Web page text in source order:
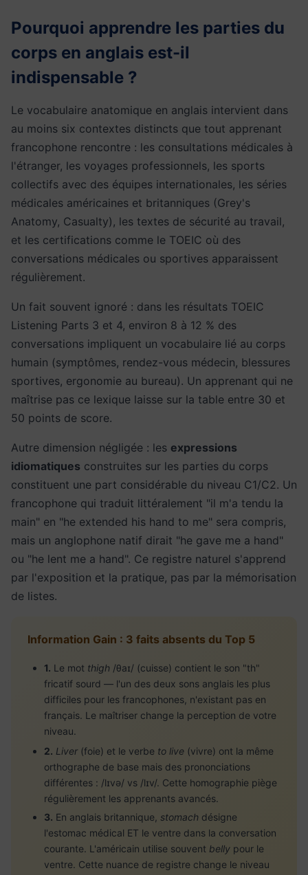
Pourquoi apprendre les parties du
corps en anglais est-il
indispensable ?
Le vocabulaire anatomique en anglais intervient dans
au moins six contextes distincts que tout apprenant
francophone rencontre : les consultations médicales à
l'étranger, les voyages professionnels, les sports
collectifs avec des équipes internationales, les séries
médicales américaines et britanniques (Grey's
Anatomy, Casualty), les textes de sécurité au travail,
et les certifications comme le TOEIC où des
conversations médicales ou sportives apparaissent
régulièrement.
Un fait souvent ignoré : dans les résultats TOEIC
Listening Parts 3 et 4, environ 8 à 12 % des
conversations impliquent un vocabulaire lié au corps
humain (symptômes, rendez-vous médecin, blessures
sportives, ergonomie au bureau). Un apprenant qui ne
maîtrise pas ce lexique laisse sur la table entre 30 et
50 points de score.
Autre dimension négligée : les expressions
idiomatiques construites sur les parties du corps
constituent une part considérable du niveau C1/C2. Un
francophone qui traduit littéralement "il m'a tendu la
main" en "he extended his hand to me" sera compris,
mais un anglophone natif dirait "he gave me a hand"
ou "he lent me a hand". Ce registre naturel s'apprend
par l'exposition et la pratique, pas par la mémorisation
de listes.
Information Gain : 3 faits absents du Top 5
1. Le mot thigh /θaɪ/ (cuisse) contient le son "th"
fricatif sourd — l'un des deux sons anglais les plus
difficiles pour les francophones, n'existant pas en
français. Le maîtriser change la perception de votre
niveau.
2. Liver (foie) et le verbe to live (vivre) ont la même
orthographe de base mais des prononciations
différentes : /lɪvə/ vs /lɪv/. Cette homographie piège
régulièrement les apprenants avancés.
3. En anglais britannique, stomach désigne
l'estomac médical ET le ventre dans la conversation
courante. L'américain utilise souvent belly pour le
ventre. Cette nuance de registre change le niveau